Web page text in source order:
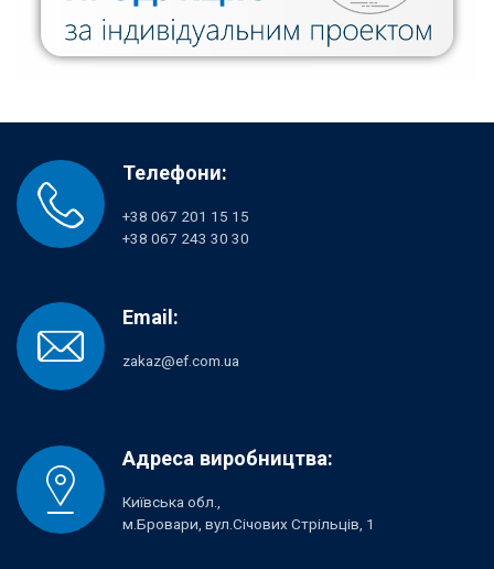
Телефони:
+38 067 201 15 15
+38 067 243 30 30
Email:
zakaz@ef.com.ua
Адреса виробництва:
Київська обл.,
м.Бровари, вул.Січових Стрільців, 1